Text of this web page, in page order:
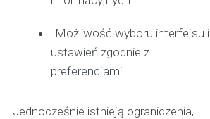
Możliwość wyboru interfejsu i
ustawień zgodnie z
preferencjami.
Jednocześnie istnieją ograniczenia,